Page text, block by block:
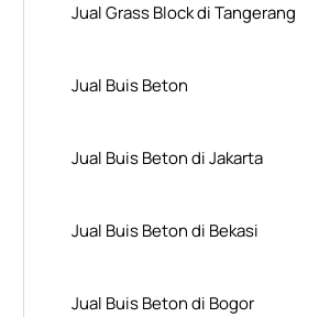
Jual Grass Block di Tangerang
Jual Buis Beton
Jual Buis Beton di Jakarta
Jual Buis Beton di Bekasi
Jual Buis Beton di Bogor